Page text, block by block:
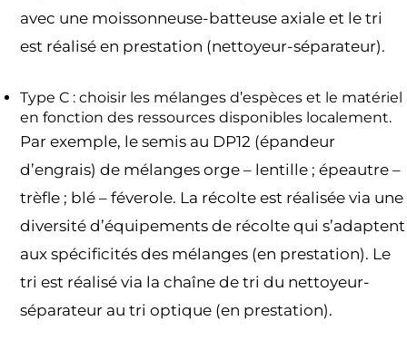
avec une moissonneuse-batteuse axiale et le tri
est réalisé en prestation (nettoyeur-séparateur).
Type C : choisir les mélanges d’espèces et le matériel
en fonction des ressources disponibles localement.
Par exemple, le semis au DP12 (épandeur
d’engrais) de mélanges orge – lentille ; épeautre –
trèfle ; blé – féverole. La récolte est réalisée via une
diversité d’équipements de récolte qui s’adaptent
aux spécificités des mélanges (en prestation). Le
tri est réalisé via la chaîne de tri du nettoyeur-
séparateur au tri optique (en prestation).